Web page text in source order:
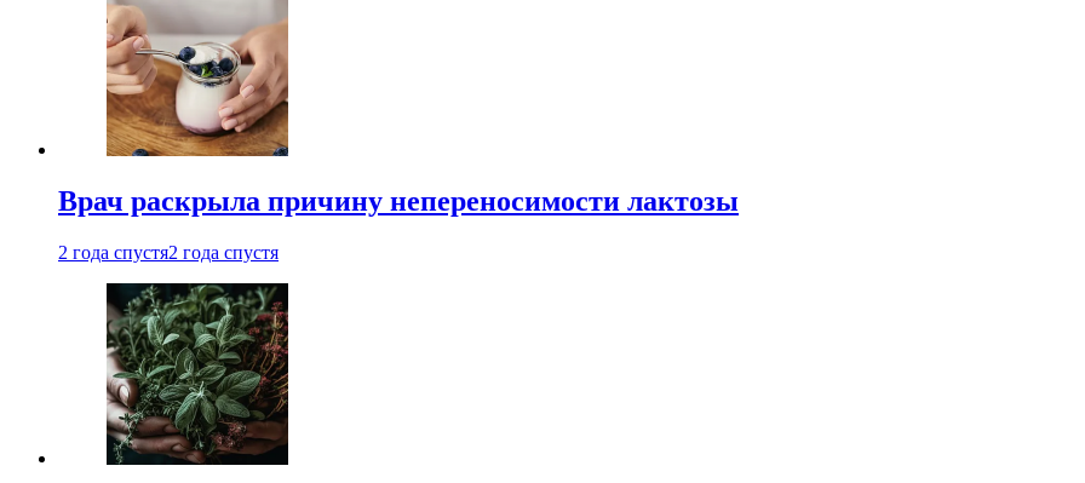
Врач раскрыла причину непереносимости лактозы
2 года спустя2 года спустя